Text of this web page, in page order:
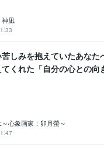
凪
しみを抱えていたあなた
くれた「自分の心との向
心象画家：卯月螢～